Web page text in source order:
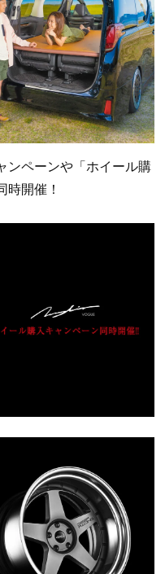
ンペーンや「ホイール購
時開催！